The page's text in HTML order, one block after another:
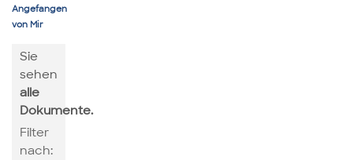
Angefangen
von Mir
Sie
sehen
alle
Dokumente.
Filter
nach: